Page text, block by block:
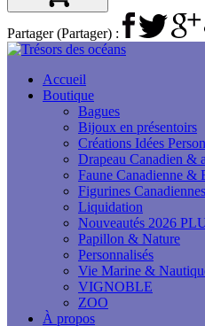
Partager (Partager) :
Accueil
Boutique
Bagues
Bijoux en présentoirs
Créations Idées
Drapeau Canadien &
Faune Canadienne &
Figurines Canadiennes
Liquidation
Nouveautés 2026
Papillon & Nature
Personnalisés
Vie Marine &
VIGNOBLE
ZOO
À propos